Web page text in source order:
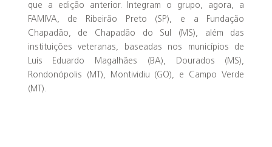
que a edição anterior. Integram o grupo, agora, a
FAMIVA, de Ribeirão Preto (SP), e a Fundação
Chapadão, de Chapadão do Sul (MS), além das
instituições veteranas, baseadas nos municípios de
Luís Eduardo Magalhães (BA), Dourados (MS),
Rondonópolis (MT), Montividiu (GO), e Campo Verde
(MT).